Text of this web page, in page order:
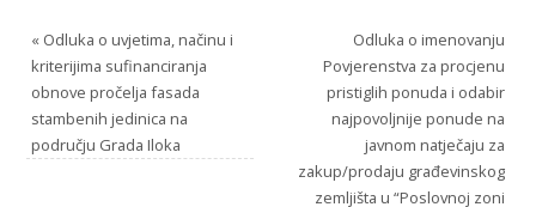
«Odluka o uvjetima, načinu i
kriterijima sufinanciranja
obnove pročelja fasada
stambenih jedinica na
području Grada Iloka
Odluka o imenovanju
Povjerenstva za procjenu
pristiglih ponuda i odabir
najpovoljnije ponude na
javnom natječaju za
zakup/prodaju građevinskog
zemljišta u “Poslovnoj zoni